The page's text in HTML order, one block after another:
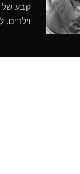
קבע של